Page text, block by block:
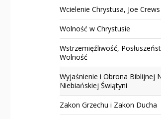
Wcielenie Chrystusa, Joe Crews
Wolność w Chrystusie
Wstrzemięźliwość,
Wolność
Wyjaśnienie i Obrona Biblijnej
Niebiańskiej Świątyni
Zakon Grzechu i Zakon Ducha